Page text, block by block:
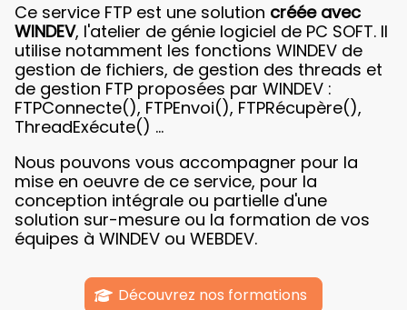
Ce service FTP est une solution créée avec
WINDEV, l'atelier de génie logiciel de PC SOFT. Il
utilise notamment les fonctions WINDEV de
gestion de fichiers, de gestion des threads et
de gestion FTP proposées par WINDEV :
FTPConnecte(), FTPEnvoi(), FTPRécupère(),
ThreadExécute() ...
Nous pouvons vous accompagner pour la
mise en oeuvre de ce service, pour la
conception intégrale ou partielle d'une
solution sur-mesure ou la formation de vos
équipes à WINDEV ou WEBDEV.
Découvrez nos formations